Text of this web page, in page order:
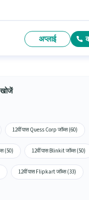
अप्लाई
12वीं पास Quess Corp जॉब्स (60)
(50) 12वीं पास Blinkit जॉब्स (50)
12वीं पास Flipkart जॉब्स (33)